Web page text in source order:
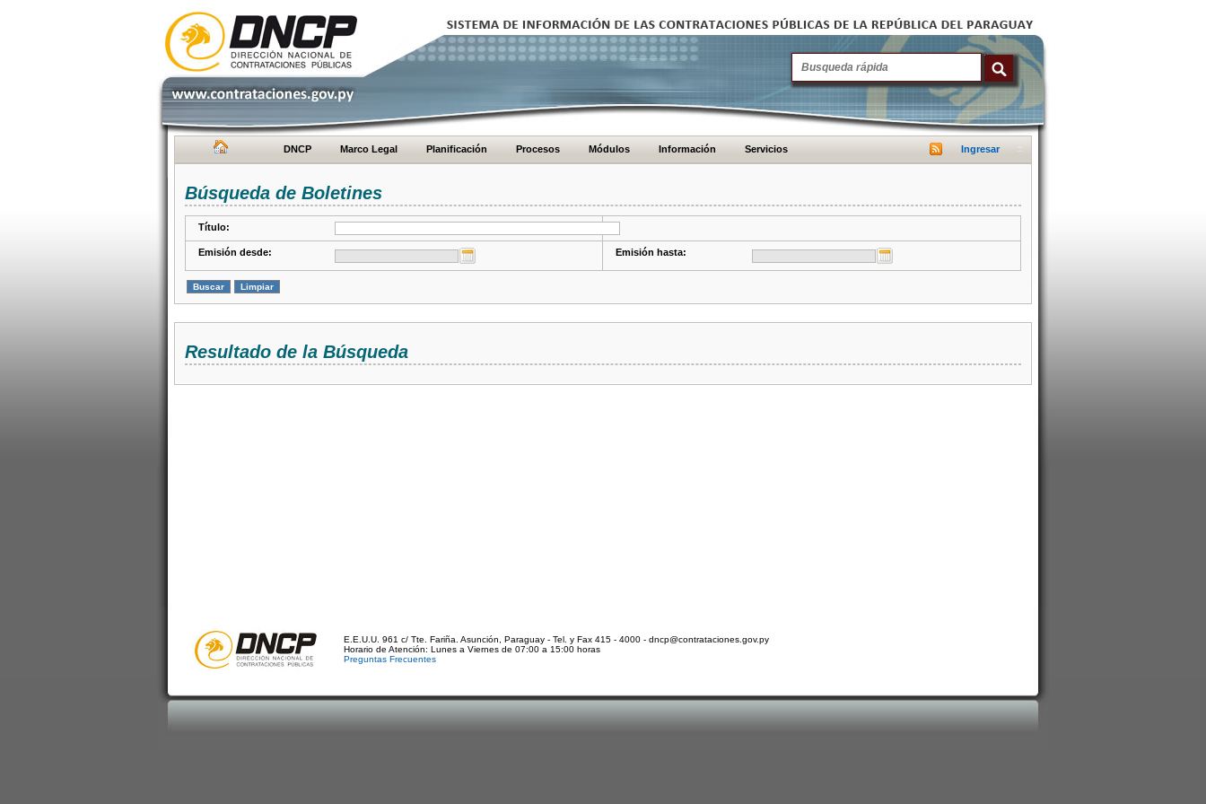
DNCP Marco Legal Planificación Procesos Módulos Información Servicios Ingresar
Búsqueda de Boletines
Título:
Emisión desde: Emisión hasta:
Resultado de la Búsqueda
E.E.U.U. 961 c/ Tte. Fariña. Asunción, Paraguay - Tel. y Fax 415 - 4000 - dncp@contrataciones.gov.py
Horario de Atención: Lunes a Viernes de 07:00 a 15:00 horas
Preguntas Frecuentes